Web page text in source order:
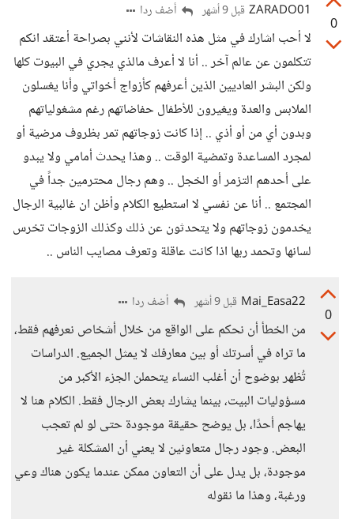
0
ZARADO01 قبل 9 أشهر أضف ردا
لا أحب اشارك في مثل هذه النقاشات لأنني بصراحة أعتقد انكم
تتكلمون عن عالم آخر .. أنا لا أعرف مالذي يجري في البيوت كلها
ولكن البشر العاديين الذين أعرفهم كأزواج أخواتي وأنا يغسلون
الملابس والعدة ويغيرون للأطفال حفاضاتهم رغم مشغولياتهم
وبدون أي من أو أذي .. إذا كانت زوجاتهم تمر بظروف مرضية أو
لمجرد المساعدة وتمضية الوقت .. وهذا يحدث أمامي ولا يبدو
على أحدهم التزمر أو الخجل .. وهم رجال محترمين جداً في
المجتمع .. أنا عن نفسي لا استطيع الكلام وأظن ان غالبية الرجال
يخدمون زوجاتهم ولا يتحدثون عن ذلك وكذلك الزوجات تخرس
لسانها وتحمد ربها اذا كانت عاقلة وتعرف مصايب الناس ..
0
Mai_Easa22 قبل 9 أشهر أضف ردا
من الخطأ أن نحكم على الواقع من خلال أشخاص نعرفهم فقط،
ما تراه في أسرتك أو بين معارفك لا يمثل الجميع. الدراسات
تُظهر بوضوح أن أغلب النساء يتحملن الجزء الأكبر من
مسؤوليات البيت، بينما يشارك بعض الرجال فقط. الكلام هنا لا
يهاجم أحدًا، بل يوضح حقيقة موجودة حتى لو لم تعجب
البعض. وجود رجال متعاونين لا يعني أن المشكلة غير
موجودة، بل يدل على أن التعاون ممكن عندما يكون هناك وعي
ورغبة، وهذا ما نقوله